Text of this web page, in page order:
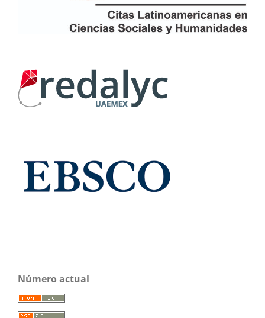
Número actual